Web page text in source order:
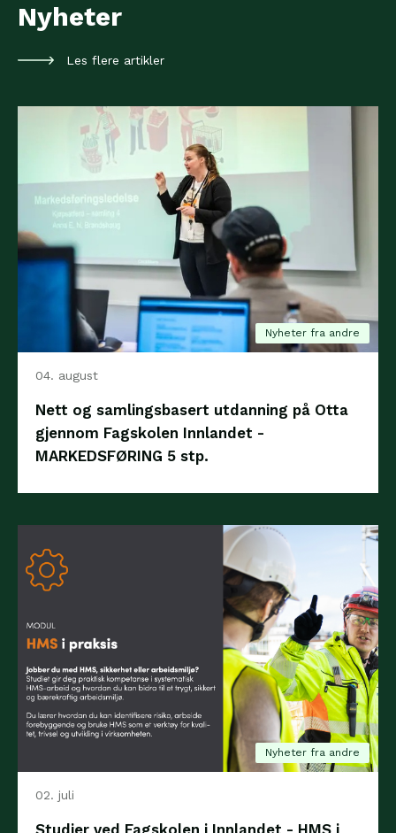
Nyheter
Les flere artikler
Nyheter fra andre
04. august
Nett og samlingsbasert utdanning på Otta
gjennom Fagskolen Innlandet -
MARKEDSFØRING 5 stp.
Nyheter fra andre
02. juli
Studier ved Fagskolen i Innlandet - HMS i